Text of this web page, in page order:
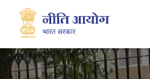
Search